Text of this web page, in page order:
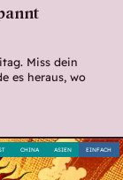
Miss dein
es heraus, wo
EINFACH
ASIEN
CHINA